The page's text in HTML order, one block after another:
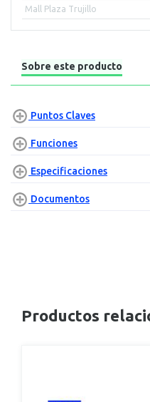
Mall Plaza Trujillo
Sobre este producto
Puntos Claves
Funciones
Especificaciones
Documentos
Productos